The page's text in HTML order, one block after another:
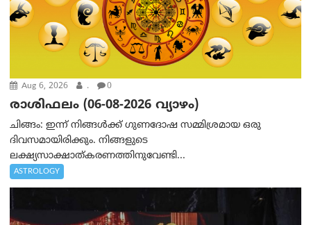
Aug 6, 2026 . 0
രാശിഫലം (06-08-2026 വ്യാഴം)
ചിങ്ങം: ഇന്ന് നിങ്ങൾക്ക് ഗുണദോഷ സമ്മിശ്രമായ ഒരു
ദിവസമായിരിക്കും. നിങ്ങളുടെ
ലക്ഷ്യസാക്ഷാത്കരണത്തിനുവേണ്ടി...
ASTROLOGY